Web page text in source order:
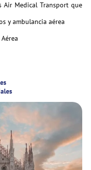
Air Medical Transport que
y ambulancia aérea